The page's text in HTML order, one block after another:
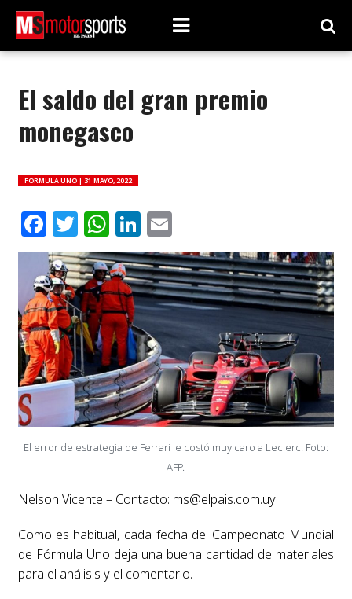
El saldo del gran premio
monegasco
FORMULA UNO | 31 MAYO, 2022
Facebook
Twitter
WhatsApp
LinkedIn
Email
El error de estrategia de Ferrari le costó muy caro a Leclerc. Foto:
AFP.
Nelson Vicente – Contacto: ms@elpais.com.uy
Como es habitual, cada fecha del Campeonato Mundial
de Fórmula Uno deja una buena cantidad de materiales
para el análisis y el comentario.